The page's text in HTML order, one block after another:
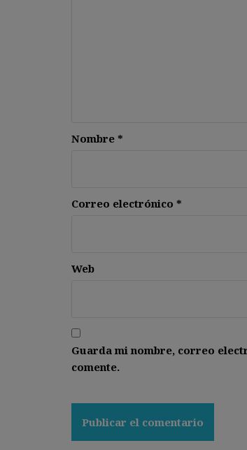
Nombre *
Correo electrónico *
Web
Guarda mi nombre, correo
comente.